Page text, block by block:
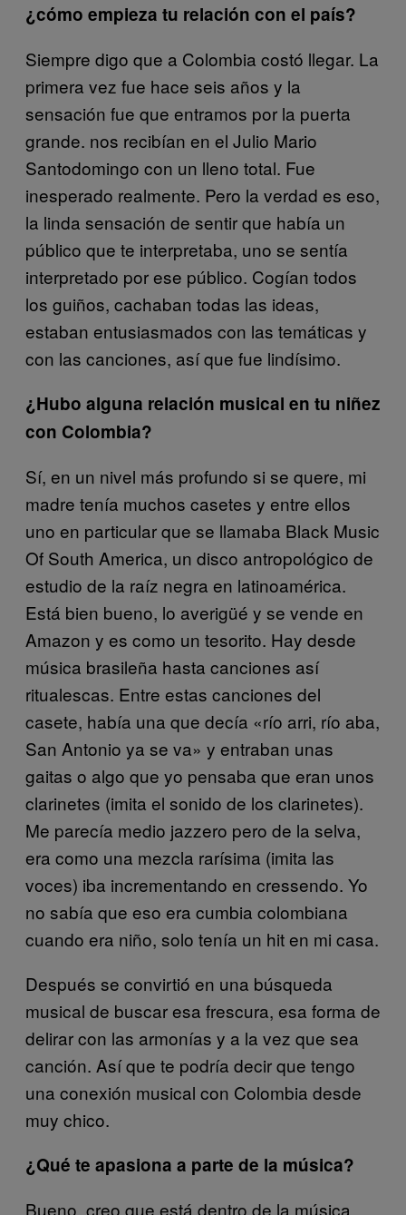
¿cómo empieza tu relación con el país?
Siempre digo que a Colombia costó llegar. La
primera vez fue hace seis años y la
sensación fue que entramos por la puerta
grande. nos recibían en el Julio Mario
Santodomingo con un lleno total. Fue
inesperado realmente. Pero la verdad es eso,
la linda sensación de sentir que había un
público que te interpretaba, uno se sentía
interpretado por ese público. Cogían todos
los guiños, cachaban todas las ideas,
estaban entusiasmados con las temáticas y
con las canciones, así que fue lindísimo.
¿Hubo alguna relación musical en tu niñez
con Colombia?
Sí, en un nivel más profundo si se quere, mi
madre tenía muchos casetes y entre ellos
uno en particular que se llamaba Black Music
Of South America, un disco antropológico de
estudio de la raíz negra en latinoamérica.
Está bien bueno, lo averigüé y se vende en
Amazon y es como un tesorito. Hay desde
música brasileña hasta canciones así
ritualescas. Entre estas canciones del
casete, había una que decía «río arri, río aba,
San Antonio ya se va» y entraban unas
gaitas o algo que yo pensaba que eran unos
clarinetes (imita el sonido de los clarinetes).
Me parecía medio jazzero pero de la selva,
era como una mezcla rarísima (imita las
voces) iba incrementando en cressendo. Yo
no sabía que eso era cumbia colombiana
cuando era niño, solo tenía un hit en mi casa.
Después se convirtió en una búsqueda
musical de buscar esa frescura, esa forma de
delirar con las armonías y a la vez que sea
canción. Así que te podría decir que tengo
una conexión musical con Colombia desde
muy chico.
¿Qué te apasiona a parte de la música?
Bueno, creo que está dentro de la música